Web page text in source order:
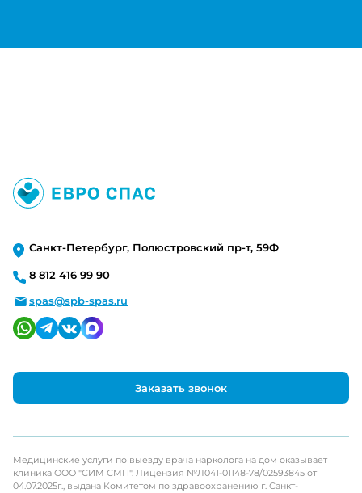
Санкт-Петербург, Полюстровский пр-т, 59Ф
8 812 416 99 90
spas@spb-spas.ru
Заказать звонок
Медицинские услуги по выезду врача нарколога на дом оказывает
клиника ООО "СИМ СМП". Лицензия №Л041-01148-78/02593845 от
04.07.2025г., выдана Комитетом по здравоохранению г. Санкт-